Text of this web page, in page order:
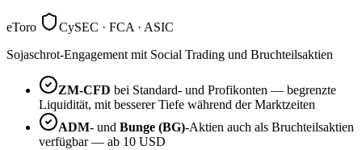
eToro
CySEC · FCA · ASIC
Sojaschrot-Engagement mit Social Trading und Bruchteilsaktien
ZM-CFD bei Standard- und Profikonten — begrenzte
Liquidität, mit besserer Tiefe während der Marktzeiten
ADM- und Bunge (BG)-Aktien auch als Bruchteilsaktien
verfügbar — ab 10 USD